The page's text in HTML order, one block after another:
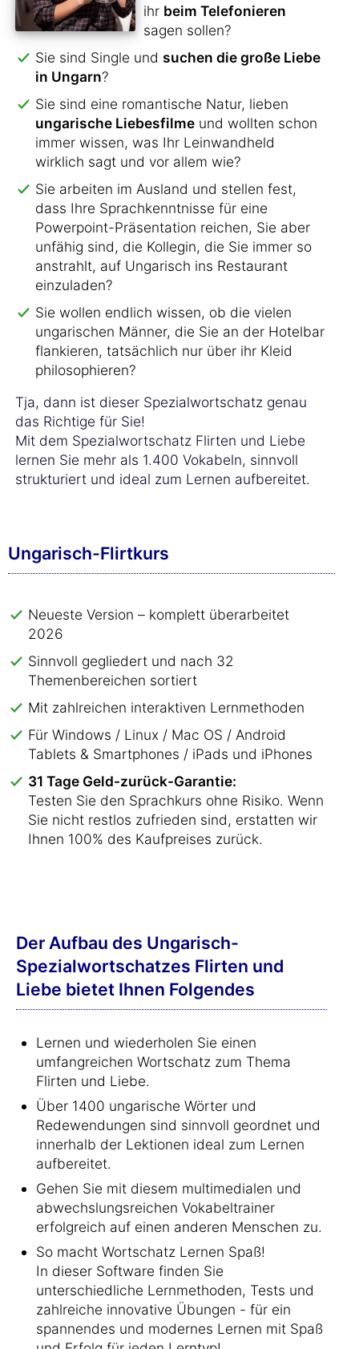
ihr beim Telefonieren
sagen sollen?
Sie sind Single und suchen die große Liebe
in Ungarn?
Sie sind eine romantische Natur, lieben
ungarische Liebesfilme und wollten schon
immer wissen, was Ihr Leinwandheld
wirklich sagt und vor allem wie?
Sie arbeiten im Ausland und stellen fest,
dass Ihre Sprachkenntnisse für eine
Powerpoint-Präsentation reichen, Sie aber
unfähig sind, die Kollegin, die Sie immer so
anstrahlt, auf Ungarisch ins Restaurant
einzuladen?
Sie wollen endlich wissen, ob die vielen
ungarischen Männer, die Sie an der Hotelbar
flankieren, tatsächlich nur über ihr Kleid
philosophieren?
Tja, dann ist dieser Spezialwortschatz genau
das Richtige für Sie!
Mit dem Spezialwortschatz Flirten und Liebe
lernen Sie mehr als 1.400 Vokabeln, sinnvoll
strukturiert und ideal zum Lernen aufbereitet.
Ungarisch-Flirtkurs
Neueste Version – komplett überarbeitet
2026
Sinnvoll gegliedert und nach 32
Themenbereichen sortiert
Mit zahlreichen interaktiven Lernmethoden
Für Windows / Linux / Mac OS / Android
Tablets & Smartphones / iPads und iPhones
31 Tage Geld-zurück-Garantie:
Testen Sie den Sprachkurs ohne Risiko. Wenn
Sie nicht restlos zufrieden sind, erstatten wir
Ihnen 100% des Kaufpreises zurück.
Der Aufbau des Ungarisch-
Spezialwortschatzes Flirten und
Liebe bietet Ihnen Folgendes
Lernen und wiederholen Sie einen
umfangreichen Wortschatz zum Thema
Flirten und Liebe.
Über 1400 ungarische Wörter und
Redewendungen sind sinnvoll geordnet und
innerhalb der Lektionen ideal zum Lernen
aufbereitet.
Gehen Sie mit diesem multimedialen und
abwechslungsreichen Vokabeltrainer
erfolgreich auf einen anderen Menschen zu.
So macht Wortschatz Lernen Spaß!
In dieser Software finden Sie
unterschiedliche Lernmethoden, Tests und
zahlreiche innovative Übungen - für ein
spannendes und modernes Lernen mit Spaß